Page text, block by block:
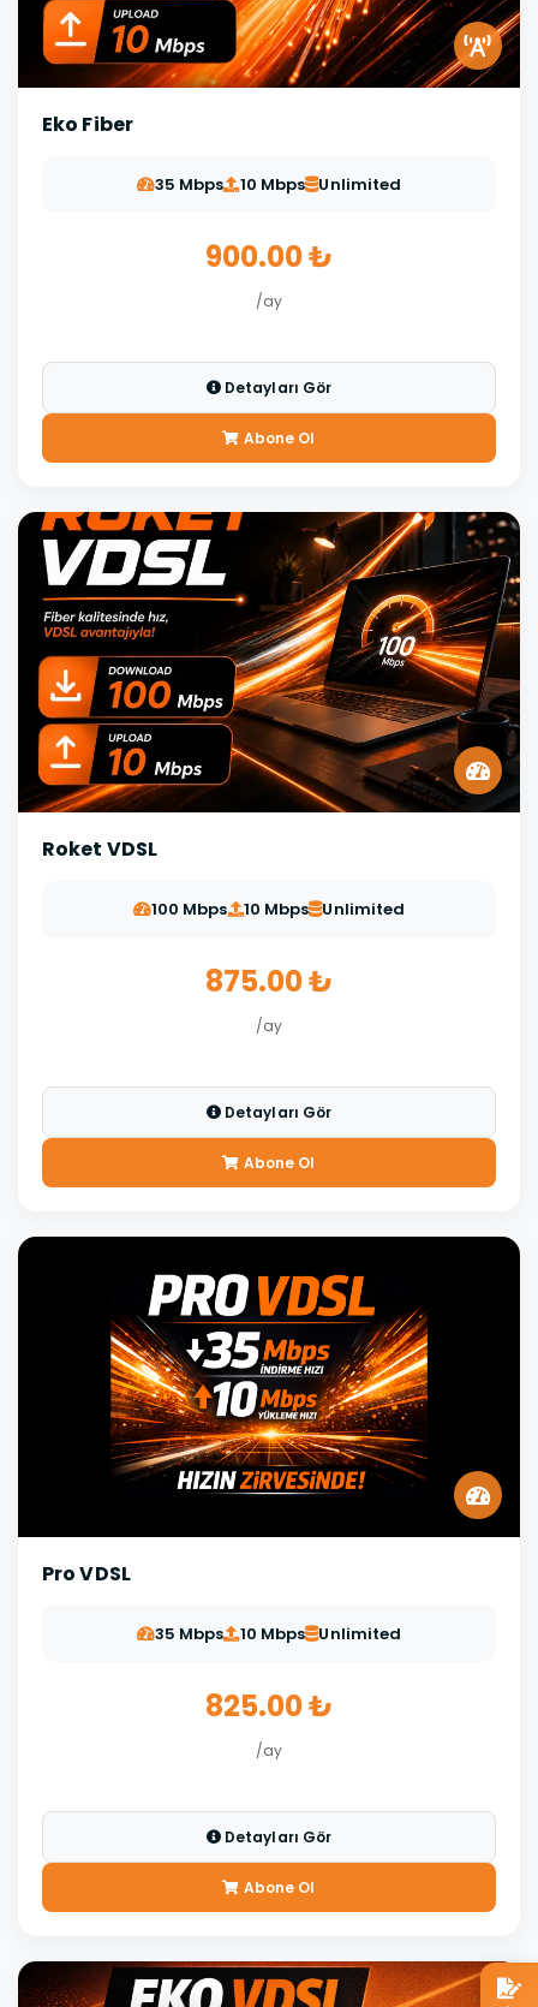
Eko Fiber
35 Mbps 10 Mbps Unlimited
900.00 ₺
/ay
Detayları Gör
Abone Ol
Roket VDSL
100 Mbps 10 Mbps Unlimited
875.00 ₺
/ay
Detayları Gör
Abone Ol
Pro VDSL
35 Mbps 10 Mbps Unlimited
825.00 ₺
/ay
Detayları Gör
Abone Ol